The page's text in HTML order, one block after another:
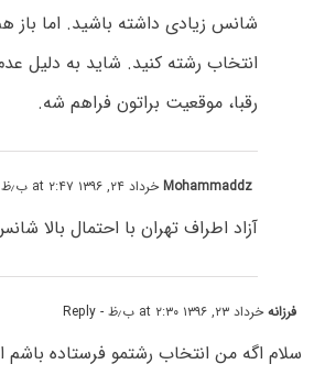
شانس زیادی داشته باشید. اما باز
انتخاب رشته کنید. شاید به دلیل
رقبا، موقعیت براتون فراهم شه.
Mohammaddzخرداد ۲۴, ۱۳۹۶ at ۲:۴۷ ب٫ظ
آزاد اطراف تهران با احتمال بالا
فرزانهخرداد ۲۳, ۱۳۹۶ at ۲:۳۰ ب٫ظ - Reply
سلام اگه من انتخاب رشتمو فرستاده باشم